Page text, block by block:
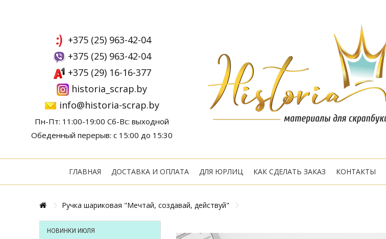
+375 (25) 963-42-04
+375 (25) 963-42-04
+375 (29) 16-16-377
historia_scrap.by
info@historia-scrap.by
Пн-Пт: 11:00-19:00 Сб-Вс: выходной
Обеденный перерыв: с 15:00 до 15:30
ГЛАВНАЯ ДОСТАВКА И ОПЛАТА ДЛЯ ЮРЛИЦ КАК СДЕЛАТЬ ЗАКАЗ КОНТАКТЫ
Ручка шариковая "Мечтай, создавай, действуй"
НОВИНКИ ИЮЛЯ